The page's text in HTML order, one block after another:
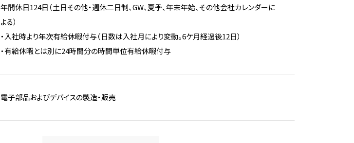
年間休日124日（土日その他・週休二日制、GW、夏季、年末年始、その他会社カレンダーに
よる）
・入社時より年次有給休暇付与（日数は入社月により変動。6ケ月経過後12日）
・有給休暇とは別に24時間分の時間単位有給休暇付与
電子部品およびデバイスの製造・販売